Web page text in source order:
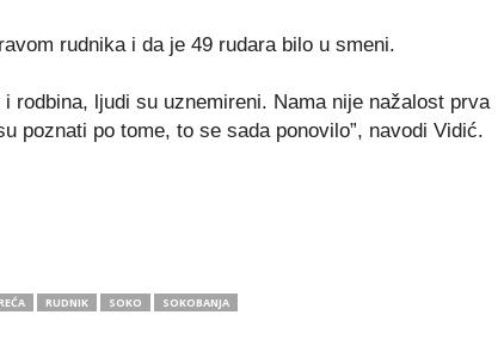
rudnika i da je 49 rudara bilo u smeni.
rodbina, ljudi su uznemireni. Nama nije nažalost prva
poznati po tome, to se sada ponovilo”, navodi Vidić.
RUDNIK SOKO SOKOBANJA